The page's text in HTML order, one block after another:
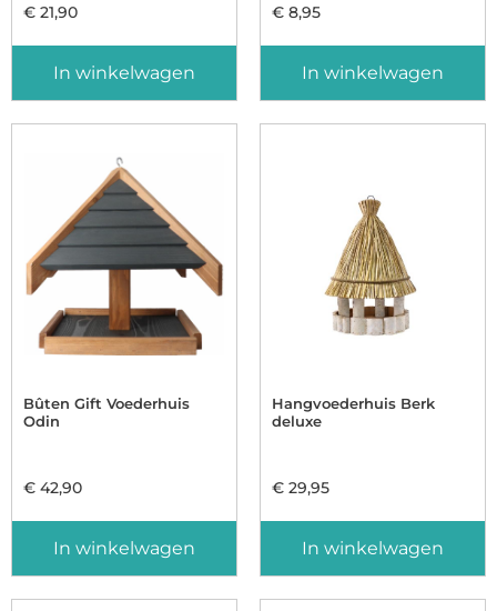
€ 21,90
In winkelwagen
€ 8,95
In winkelwagen
Bûten Gift Voederhuis
Odin
€ 42,90
In winkelwagen
Hangvoederhuis Berk
deluxe
€ 29,95
In winkelwagen